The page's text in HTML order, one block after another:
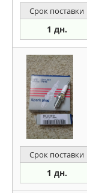
Срок поставки
1 дн.
Срок поставки
1 дн.